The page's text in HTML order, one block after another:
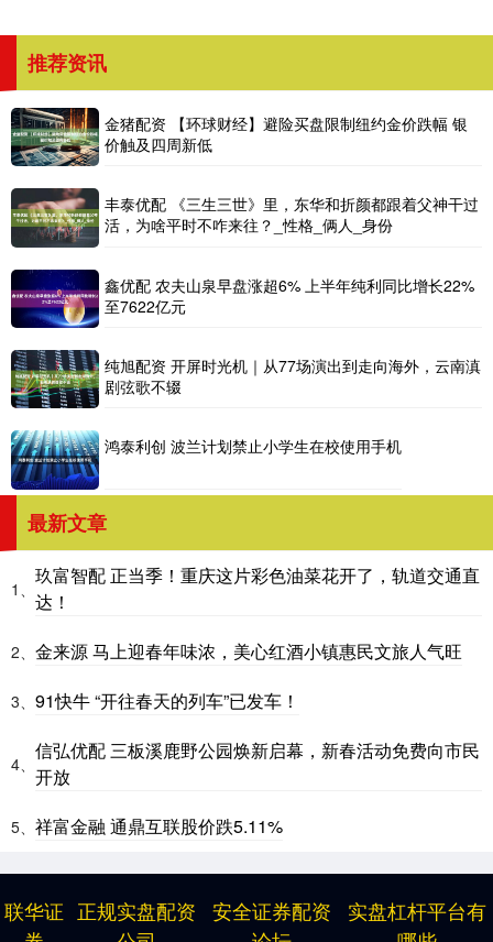
推荐资讯
金猪配资 【环球财经】避险买盘限制纽约金价跌幅 银
价触及四周新低
丰泰优配 《三生三世》里，东华和折颜都跟着父神干过
活，为啥平时不咋来往？_性格_俩人_身份
鑫优配 农夫山泉早盘涨超6% 上半年纯利同比增长22%
至7622亿元
纯旭配资 开屏时光机｜从77场演出到走向海外，云南滇
剧弦歌不辍
鸿泰利创 波兰计划禁止小学生在校使用手机
最新文章
1、
玖富智配 正当季！重庆这片彩色油菜花开了，轨道交通直
达！
2、 金来源 马上迎春年味浓，美心红酒小镇惠民文旅人气旺
3、 91快牛 “开往春天的列车”已发车！
4、
信弘优配 三板溪鹿野公园焕新启幕，新春活动免费向市民
开放
5、 祥富金融 通鼎互联股价跌5.11%
联华证 正规实盘配资
安全证券配资
实盘杠杆平台有